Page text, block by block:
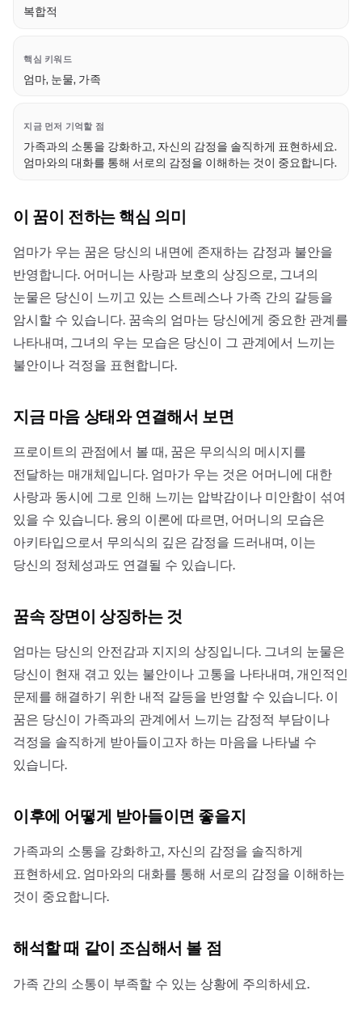
복합적
핵심 키워드
엄마, 눈물, 가족
지금 먼저 기억할 점
가족과의 소통을 강화하고, 자신의 감정을 솔직하게 표현하세요.
엄마와의 대화를 통해 서로의 감정을 이해하는 것이 중요합니다.
이 꿈이 전하는 핵심 의미
엄마가 우는 꿈은 당신의 내면에 존재하는 감정과 불안을
반영합니다. 어머니는 사랑과 보호의 상징으로, 그녀의
눈물은 당신이 느끼고 있는 스트레스나 가족 간의 갈등을
암시할 수 있습니다. 꿈속의 엄마는 당신에게 중요한 관계를
나타내며, 그녀의 우는 모습은 당신이 그 관계에서 느끼는
불안이나 걱정을 표현합니다.
지금 마음 상태와 연결해서 보면
프로이트의 관점에서 볼 때, 꿈은 무의식의 메시지를
전달하는 매개체입니다. 엄마가 우는 것은 어머니에 대한
사랑과 동시에 그로 인해 느끼는 압박감이나 미안함이 섞여
있을 수 있습니다. 융의 이론에 따르면, 어머니의 모습은
아키타입으로서 무의식의 깊은 감정을 드러내며, 이는
당신의 정체성과도 연결될 수 있습니다.
꿈속 장면이 상징하는 것
엄마는 당신의 안전감과 지지의 상징입니다. 그녀의 눈물은
당신이 현재 겪고 있는 불안이나 고통을 나타내며, 개인적인
문제를 해결하기 위한 내적 갈등을 반영할 수 있습니다. 이
꿈은 당신이 가족과의 관계에서 느끼는 감정적 부담이나
걱정을 솔직하게 받아들이고자 하는 마음을 나타낼 수
있습니다.
이후에 어떻게 받아들이면 좋을지
가족과의 소통을 강화하고, 자신의 감정을 솔직하게
표현하세요. 엄마와의 대화를 통해 서로의 감정을 이해하는
것이 중요합니다.
해석할 때 같이 조심해서 볼 점
가족 간의 소통이 부족할 수 있는 상황에 주의하세요.